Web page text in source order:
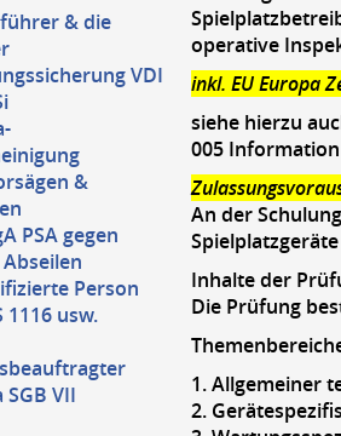
operative
inkl. EU Europa
siehe hierzu
005 Information
An der
Inhalte der
Die Prüfung
1. Allgemeiner
2.
& die
VDI
&
PSA gegen
Person
1116 usw.
SGB VII